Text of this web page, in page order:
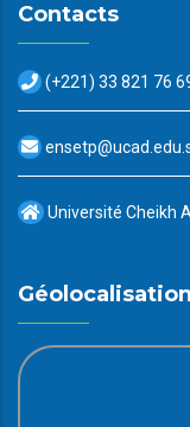
Contacts
(+221) 33 821 76
Université Cheikh
Géolocalisation